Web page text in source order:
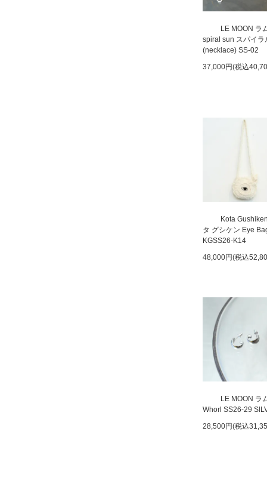
LE MOON ラ
spiral sun スパイラ
(necklace) SS-02
37,000円(税込
Kota
タ グシケン Eye
KGSS26-K14
48,000円(税込
LE MOON ラ
Whorl SS26-29
28,500円(税込